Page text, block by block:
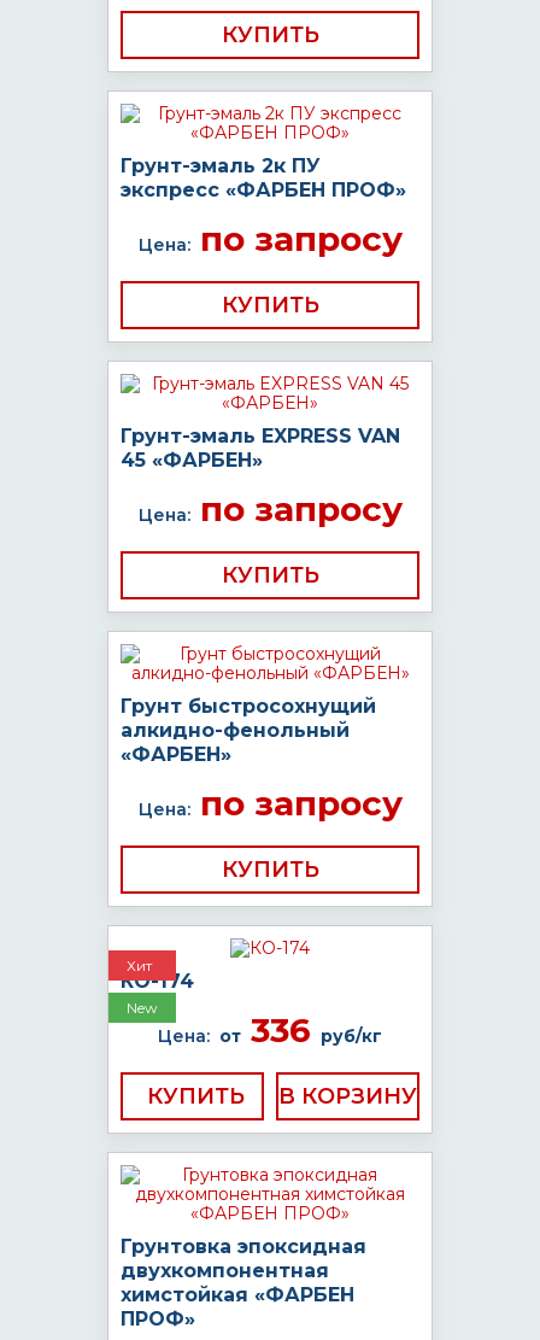
КУПИТЬ
Грунт-эмаль 2к ПУ
экспресс «ФАРБЕН ПРОФ»
Цена:по запросу
КУПИТЬ
Грунт-эмаль EXPRESS VAN
45 «ФАРБЕН»
Цена:по запросу
КУПИТЬ
Грунт быстросохнущий
алкидно-фенольный
«ФАРБЕН»
Цена:по запросу
КУПИТЬ
Хит
New
КО-174
Цена: от 336 руб/кг
КУПИТЬ
Грунтовка эпоксидная
двухкомпонентная
химстойкая «ФАРБЕН
ПРОФ»